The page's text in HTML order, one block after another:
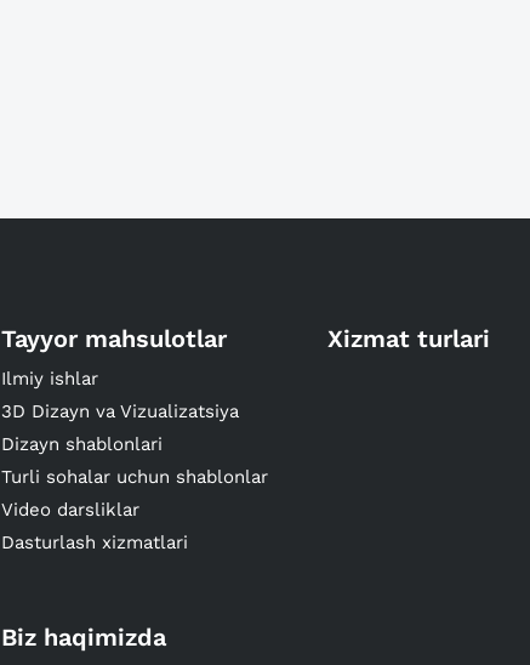
Tayyor mahsulotlar
Ilmiy ishlar
3D Dizayn va Vizualizatsiya
Dizayn shablonlari
Turli sohalar uchun shablonlar
Video darsliklar
Dasturlash xizmatlari
Xizmat turlari
Biz haqimizda